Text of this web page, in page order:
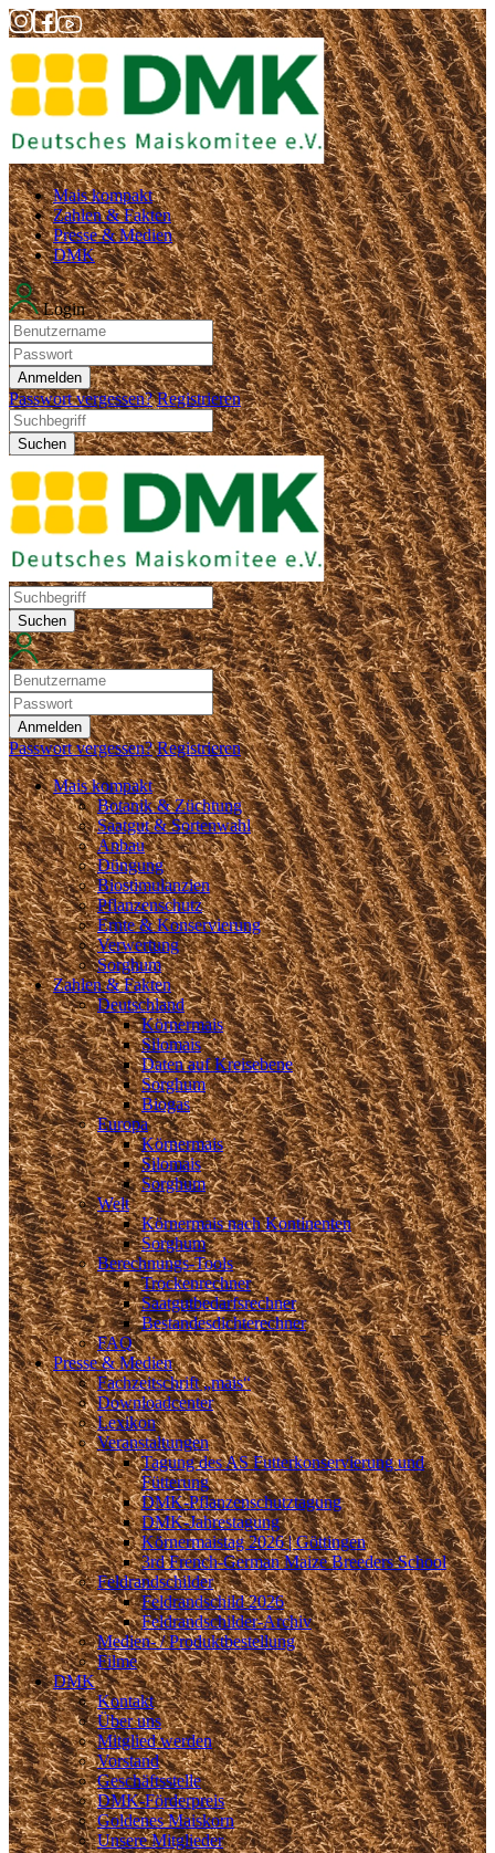
Mais kompakt
Zahlen & Fakten
Presse & Medien
DMK
Login
Anmelden
Passwort vergessen? Registrieren
Suchen
Suchen
Anmelden
Passwort vergessen? Registrieren
Mais kompakt
Botanik & Züchtung
Saatgut & Sortenwahl
Anbau
Düngung
Biostimulanzien
Pflanzenschutz
Ernte & Konservierung
Verwertung
Sorghum
Zahlen & Fakten
Deutschland
Körnermais
Silomais
Daten auf Kreisebene
Sorghum
Biogas
Europa
Körnermais
Silomais
Sorghum
Welt
Körnermais nach Kontinenten
Sorghum
Berechnungs-Tools
Trockenrechner
Saatgutbedarfsrechner
Bestandesdichterechner
FAQ
Presse & Medien
Fachzeitschrift „mais“
Downloadcenter
Lexikon
Veranstaltungen
Tagung des AS Futterkonservierung und
Fütterung
DMK-Pflanzenschutztagung
DMK-Jahrestagung
Körnermaistag 2026 | Göttingen
3rd French-German Maize Breeders School
Feldrandschilder
Feldrandschild 2026
Feldrandschilder-Archiv
Medien- / Produktbestellung
Filme
DMK
Kontakt
Über uns
Mitglied werden
Vorstand
Geschäftsstelle
DMK-Förderpreis
Goldenes Maiskorn
Unsere Mitglieder